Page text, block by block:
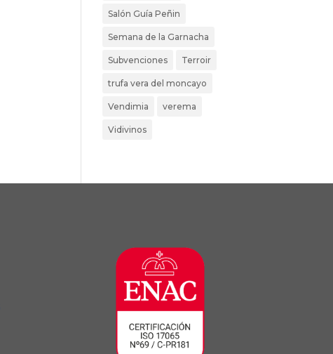
Salón Guía Peñin
Semana de la Garnacha
Subvenciones Terroir
trufa vera del moncayo
Vendimia verema
Vidivinos